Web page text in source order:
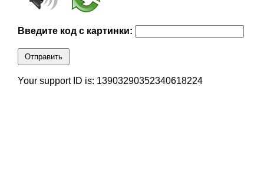
Введите код с картинки:
Отправить
Your support ID is: 13903290352340618224